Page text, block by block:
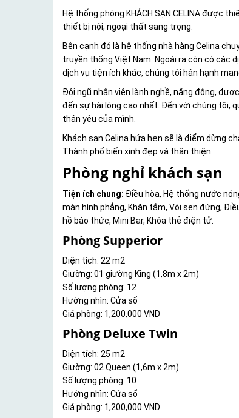
Hệ thống phòng KHÁCH SẠN CELINA được
thiết bị nội, ngoại thất sang trọng.
Bên cạnh đó là hệ thống nhà hàng Celina
truyền thống Việt Nam. Ngoài ra còn có các
dịch vụ tiện ích khác, chúng tôi hân hạnh
Đội ngũ nhân viên lành nghề, năng động,
đến sự hài lòng cao nhất. Đến với chúng tôi,
thân yêu của mình.
Khách sạn Celina hứa hẹn sẽ là điểm dừng
Thành phố biển xinh đẹp và thân thiện.
Phòng nghỉ khách sạn
Tiện ích chung: Điều hòa, Hệ thống nước
màn hình phẳng, Khăn tắm, Vòi sen đứng,
hồ báo thức, Mini Bar, Khóa thẻ điện tử.
Phòng Supperior
Diện tích: 22 m2
Giường: 01 giường King (1,8m x 2m)
Số lượng phòng: 12
Hướng nhìn: Cửa sổ
Giá phòng: 1,200,000 VND
Phòng Deluxe Twin
Diện tích: 25 m2
Giường: 02 Queen (1,6m x 2m)
Số lượng phòng: 10
Hướng nhìn: Cửa sổ
Giá phòng: 1,200,000 VND